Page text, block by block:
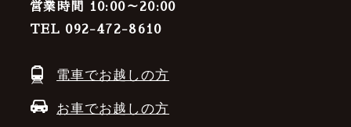
営業時間 10:00～20:00
TEL 092-472-8610
電車でお越しの方
お車でお越しの方